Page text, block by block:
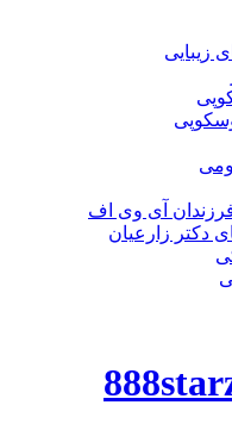
زیبایی
آی وی اف
دکتر زارعیان